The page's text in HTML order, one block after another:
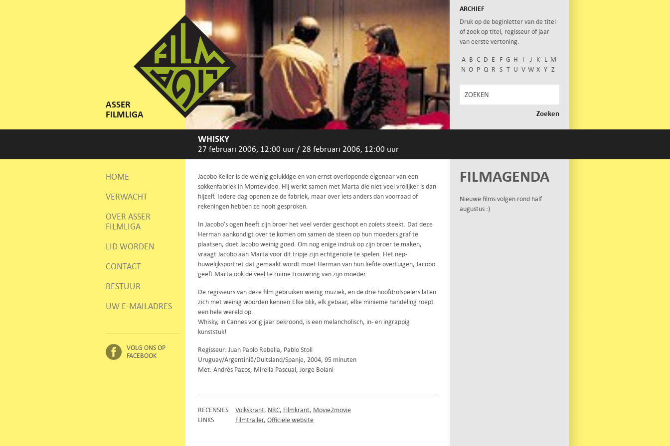
ASSER
FILMLIGA
ARCHIEF
Druk op de beginletter van de titel
of zoek op titel, regisseur of jaar
van eerste vertoning.
A B C D E F G H I J K L M
N O P Q R S T U V W X Y Z
WHISKY
27 februari 2006, 12:00 uur / 28 februari 2006, 12:00 uur
HOME
VERWACHT
OVER ASSER
FILMLIGA
LID WORDEN
CONTACT
BESTUUR
UW E-MAILADRES
VOLG ONS OP
FACEBOOK
Jacobo Keller is de weinig gelukkige en van ernst overlopende eigenaar van een
sokkenfabriek in Montevideo. Hij werkt samen met Marta die niet veel vrolijker is dan
hijzelf. Iedere dag openen ze de fabriek, maar over iets anders dan voorraad of
rekeningen hebben ze nooit gesproken.
In Jacobo’s ogen heeft zijn broer het veel verder geschopt en zoiets steekt. Dat deze
Herman aankondigt over te komen om samen de steen op hun moeders graf te
plaatsen, doet Jacobo weinig goed. Om nog enige indruk op zijn broer te maken,
vraagt Jacobo aan Marta voor dit tripje zijn echtgenote te spelen. Het nep-
huwelijksportret dat gemaakt wordt moet Herman van hun liefde overtuigen, Jacobo
geeft Marta ook de veel te ruime trouwring van zijn moeder.
De regisseurs van deze film gebruiken weinig muziek, en de drie hoofdrolspelers laten
zich met weinig woorden kennen.Elke blik, elk gebaar, elke minieme handeling roept
een hele wereld op.
Whisky, in Cannes vorig jaar bekroond, is een melancholisch, in- en ingrappig
kunststuk!
Regisseur: Juan Pablo Rebella, Pablo Stoll
Uruguay/Argentinië/Duitsland/Spanje, 2004, 95 minuten
Met: Andrés Pazos, Mirella Pascual, Jorge Bolani
RECENSIES Volkskrant NRC Filmkrant Movie2movie
LINKS
Filmtrailer Officiële website
FILMAGENDA
Nieuwe films volgen rond half
augustus :)